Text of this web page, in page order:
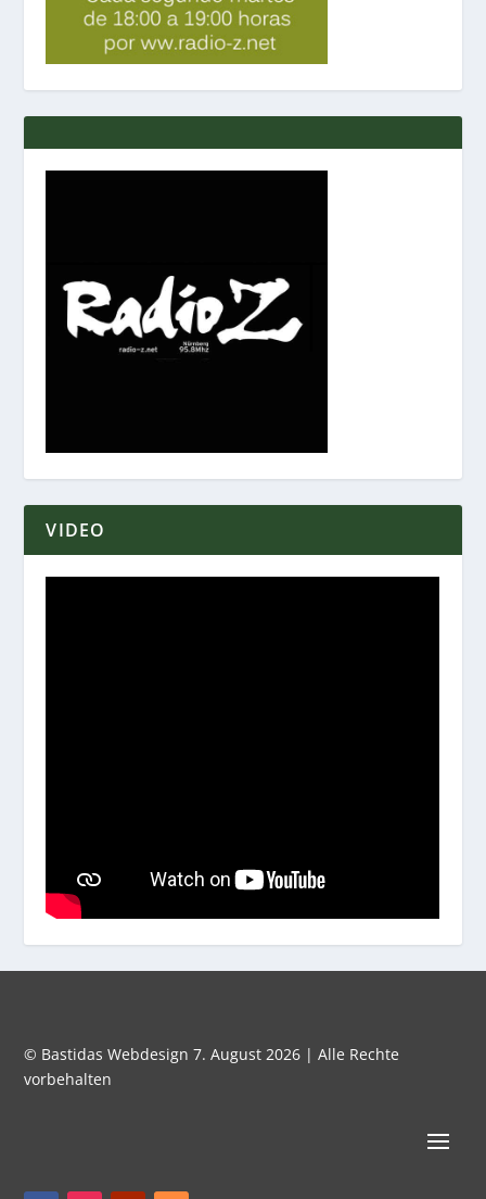
VIDEO
© Bastidas Webdesign 7. August 2026 | Alle Rechte
vorbehalten